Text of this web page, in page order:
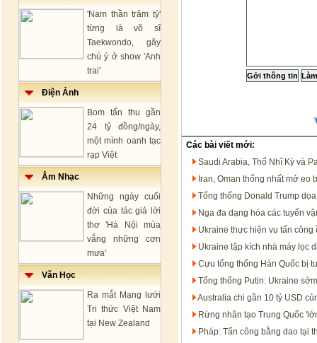
'Nam thần trăm tỷ'
từng là võ sĩ
Taekwondo, gây
chú ý ở show 'Anh
trai'
Điện Ảnh
Bom tấn thu gần
24 tỷ đồng/ngày,
một mình oanh tạc
rạp Việt
Âm Nhạc
Những ngày cuối
đời của tác giả lời
thơ 'Hà Nội mùa
vắng những cơn
mưa'
Văn Học
Ra mắt Mạng lưới
Tri thức Việt Nam
tại New Zealand
Các bài viết mới:
Saudi Arabia, Thổ Nhĩ Kỳ và
Iran, Oman thống nhất mở eo
Tổng thống Donald Trump
Nga đa dạng hóa các tuyến
Ukraine thực hiện vụ tấn công
Ukraine tập kích nhà máy lọc
Cựu tổng thống Hàn Quốc bị
Tổng thống Putin: Ukraine
Australia chi gần 10 tỷ USD
Rừng nhân tạo Trung Quốc
Pháp: Tấn công bằng dao tại